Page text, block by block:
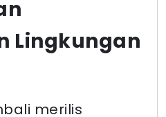
Lingkungan
merilis